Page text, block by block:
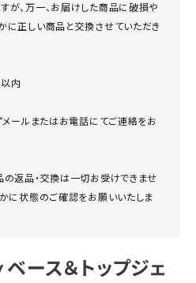
が、万一、お届けした商品に破損や
に正しい商品と交換させていただき
内
メールまたはお電話にてご連絡をお
返品・交換は一切お受けできませ
かに状態のご確認をお願いいたしま
ース＆トップジェ